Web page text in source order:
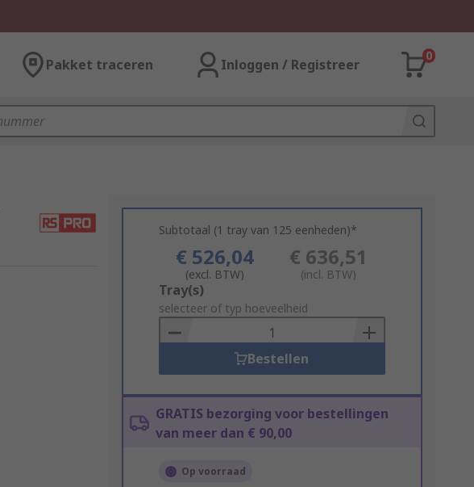
Pakket traceren Inloggen / Registreer
0
Subtotaal (1 tray van 125 eenheden)*
€ 526,04
(excl. BTW)
€ 636,51
(incl. BTW)
Add
to
Basket
Tray(s)
selecteer of typ hoeveelheid
Bestellen
GRATIS bezorging voor bestellingen
van meer dan € 90,00
Op voorraad